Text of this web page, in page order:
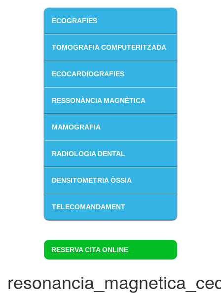
ECOGRAFIES
TOMOGRAFIA COMPUTERITZADA
ECOCARDIOGRAFIES
RESSONÀNCIA MAGNÈTICA
MAMOGRAFIA
RADIOLOGIA DENTAL
DENSITOMETRIA ÒSSIA
TELECOMANDAMENT
RESERVA CITA ONLINE